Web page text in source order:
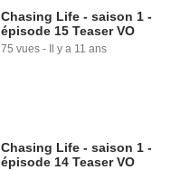
Chasing Life - saison 1 -
épisode 15 Teaser VO
75 vues - Il y a 11 ans
Chasing Life - saison 1 -
épisode 14 Teaser VO